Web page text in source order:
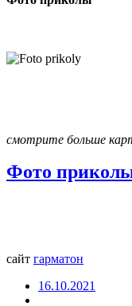
смотрите больше
Фото
сайт гарматон
16.10.2021